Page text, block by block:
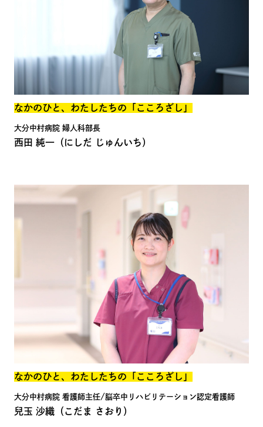
なかのひと、わたしたちの「こころざし」
大分中村病院 婦人科部長
西田 純一（にしだ じゅんいち）
なかのひと、わたしたちの「こころざし」
大分中村病院 看護師主任/脳卒中リハビリテーション認定看護師
兒玉 沙織（こだま さおり）